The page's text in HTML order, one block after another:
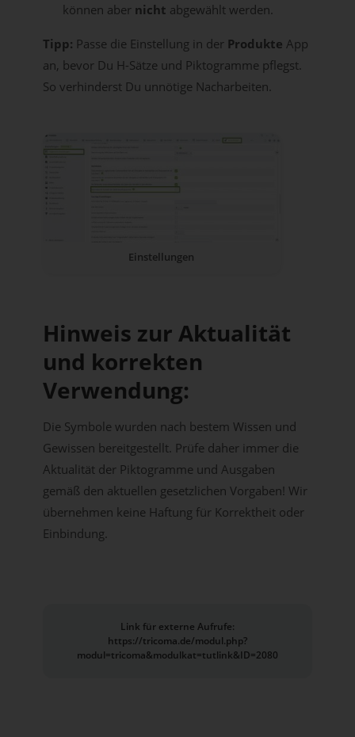
können aber nicht abgewählt werden.
Tipp: Passe die Einstellung in der Produkte App
an, bevor Du H-Sätze und Piktogramme pflegst.
So verhinderst Du unnötige Nacharbeiten.
Einstellungen
Hinweis zur Aktualität
und korrekten
Verwendung:
Die Symbole wurden nach bestem Wissen und
Gewissen bereitgestellt. Prüfe daher immer die
Aktualität der Piktogramme und Ausgaben
gemäß den aktuellen gesetzlichen Vorgaben! Wir
übernehmen keine Haftung für Korrektheit oder
Einbindung.
Link für externe Aufrufe:
https://tricoma.de/modul.php?
modul=tricoma&modulkat=tutlink&ID=2080